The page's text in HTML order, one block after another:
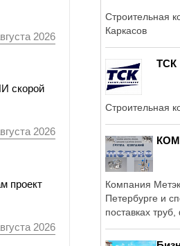
2026
скорой
2026
проект
2026
Строительная
Каркасов
ТСК
Строительная
Компания
Петербурге и
поставках